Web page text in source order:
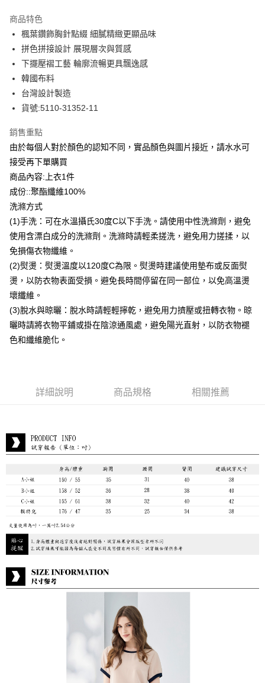
合作金庫商業銀行
華南商業銀行
彰化商業銀行
上海商業儲蓄銀行
國泰世華商業銀行
兆豐國際商業銀行
臺灣中小企業銀行
匯豐（台灣）商業銀行
聯邦商業銀行
元大商業銀行
台新國際商業銀行
台灣樂天信用卡公司
LINE Pay
Apple Pay
街口支付
悠遊付
ATM付款
貨到付款
運送方式
付款後全家取貨
每筆NT$80，滿NT$399(含以上)免運費
付款後7-11取貨
每筆NT$80，滿NT$888(含以上)免運費
宅配到府
每筆NT$80，滿NT$888(含以上)免運費
貨到付款
每筆NT$80，滿NT$888(含以上)免運費
商品特色
楓葉鑽飾胸針點綴 細膩精緻更顯品味
拼色拼接設計 展現層次與質感
下擺壓褶工藝 輪廓流暢更具飄逸感
韓國布料
台灣設計製造
貨號:5110-31352-11
銷售重點
由於每個人對於顏色的認知不同，實品顏色與圖片接近，請水水可
接受再下單購買
商品內容:上衣1件
成份::聚酯纖維100%
洗滌方式
(1)手洗：可在水溫攝氏30度C以下手洗。請使用中性洗滌劑，避免
使用含漂白成分的洗滌劑。洗滌時請輕柔搓洗，避免用力搓揉，以
免損傷衣物纖維。
(2)熨燙：熨燙溫度以120度C為限。熨燙時建議使用墊布或反面熨
燙，以防衣物表面受損。避免長時間停留在同一部位，以免高溫燙
壞纖維。
(3)脫水與晾曬：脫水時請輕輕擰乾，避免用力擠壓或扭轉衣物。晾
曬時請將衣物平鋪或掛在陰涼通風處，避免陽光直射，以防衣物褪
色和纖維脆化。
詳細說明 商品規格 相關推薦